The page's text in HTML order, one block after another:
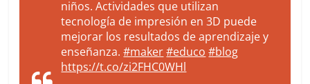
niños. Actividades que utilizan
tecnología de impresión en 3D puede
mejorar los resultados de aprendizaje y
enseñanza.#maker #educo #blog
https://t.co/zi2FHC0WHl